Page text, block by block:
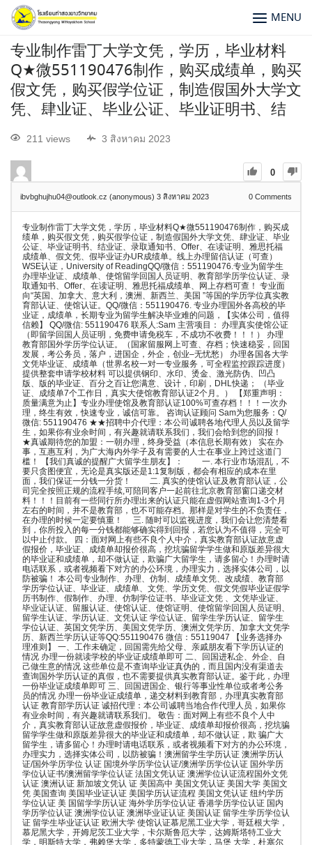
MENU
专业制作雷丁大学文凭，学历，毕业材料
Q★微551190476制作，购买成绩单，购买
假文凭，购买假学位证，制造假国外大学文
凭、肆业证、毕业公证、毕业证明书、结
211 views 3 สิงหาคม 2023
0
ibvbghujhu04@outlook.cz (anonymous) 3 สิงหาคม 2023 0 Comments
专业制作雷丁大学文凭，学历，毕业材料Q★微551190476制作，购买成
绩单，购买假文凭，购买假学位证，制造假国外大学文凭、肆业证、毕业
公证、毕业证明书、结业证、录取通知书、Offer、在读证明、雅思托福
成绩单、假文凭、假毕业证办UR成绩单。线上办理留信认证（可查）
WSE认证，University of ReadingQQ/微信：551190476.专业为留学生
办理毕业证、成绩单、使馆留学回国人员证明、教育部学历学位认证、录
取通知书、Offer、在读证明、雅思托福成绩单、网上存档可查！ 专业面
向“英国、加拿大、意大利，澳洲、新西兰、美国 ”等国的学历学位真实教
育部认证、使馆认证。QQ/微信：551190476. 专业办理国外各高校的毕
业证，成绩单，长期专业为留学生解决毕业难的问题，【实体公司，值得
信赖】 QQ/微信: 551190476 联系人:Sam 主营项目： 办理真实使馆公证
（即留学回国人员证明，免费申请免税车，不成功不收费！！！） 办理
教育部国外学历学位认证。（国家留服网上可查、存档；快速稳妥，回国
发展，考公务员，落户，进国企，外企，创业–无忧愁） 办理各国各大学
文凭毕业证、成绩单（世界名校一对一专业服务，可全程监控跟踪进度）
提供整套申请学校材料 可以提供钢印、水印、烫金、激光防伪、凹凸
版、版的毕业证、百分之百让您满意、设计，印刷，DHL快递； （毕业
证、成绩单7个工作日，真实大使馆教育部认证2个月。） 【郑重声明：
质量满意为止】专业办理使馆及教育部认证100%可查存档！！！一次办
理，终生有效，快速专业，诚信可靠。 咨询认证顾问 Sam为您服务：Q/
微信: 551190476 ★★招聘中介代理：本公司诚聘各地代理人员以及留学
生，如果你有业余时间，有兴趣就请联系我们，我们会给到您的回报！
★真诚期待您的加盟：一朝办理，终身受益（本信息长期有效） 实在办
事，互惠互利，为广大海内外学子及有需要的人士在事业上跨过这道门
槛！ 【我们真诚的提醒广大留学生朋友】： 一. 本行业市场混乱，不
要只贪图便宜，无论是真实版还是1:1复制版，都会有相应的成本在里
面，我们保证一分钱一分货！ 二. 真实的使馆认证及教育部认证，公
司完全按照正规的流程手续,可陪同客户一起前往北京教育部窗口递交材
料！！！目前有一些同行所办理出来的认证只能在虚假网站查询1-3个月
左右的时间，并不是教育部，也不可能存档。那样是对学生的不负责任，
在办理的时候一定要慎重！ 三. 随时可以监视进度，我们会让您清楚看
到，你所投入的每一分钱都能够确实得到回报，若您认为不值得，完全可
以中止付款。 四：面对网上有些不良个人中介，真实教育部认证故意虚
假报价，毕业证、成绩单却报价很高，挖坑骗留学学生做和原版差异很大
的毕业证和成绩单，却不做认证，欺骗广大留学生，请多留心！办理时请
电话联系，或者视频看下对方的办公环境，办理实力，选择实体公司，以
防被骗！ 本公司专业制作、办理、仿制、成绩单文凭、改成绩、教育部
学历学位认证、毕业证、成绩单、文凭、学历文凭、假文凭假毕业证假学
历书制作、假制作、办理、仿制学位证书、毕业证文凭 、文凭毕业证、
毕业证认证、留服认证、使馆认证、使馆证明、使馆留学回国人员证明、
留学生认证、学历认证、文凭认证 学位认证、留学生学历认证、留学生
学位认证、英国文凭学历、美国文凭学历、澳洲文凭学历、加拿大文凭学
历、新西兰学历认证等QQ:551190476 微信：55119047 【业务选择办
理准则】 一、工作未确定，回国需先给父母、亲戚朋友看下学历认证的
情况 办理一份就读学校的毕业证成绩单即可 二、回国进私企、外企、自
己做生意的情况 这些单位是不查询毕业证真伪的，而且国内没有渠道去
查询国外学历认证的真假，也不需要提供真实教育部认证。鉴于此，办理
一份毕业证成绩单即可 三、回国进国企、银行等事业性单位或者考公务
员的情况 办理一份毕业证成绩单，递交材料到教育部，办理真实教育部
认证 教育部学历认证 诚招代理：本公司诚聘当地合作代理人员，如果你
有业余时间，有兴趣就请联系我们。 敬告：面对网上有些不良个人中
介，真实教育部认证故意虚假报价，毕业证、成绩单却报价很高，挖坑骗
留学学生做和原版差异很大的毕业证和成绩单，却不做认证，欺 骗广大
留学生，请多留心！办理时请电话联系，或者视频看下对方的办公环境，
办理实力，选择实体公司，以防被骗！澳洲留学生学历认证 澳洲学历认
证/国外学历学位 认证 国境外学历学位认证/澳洲学历学位认证 国外学历
学位认证书/澳洲留学学位认证 法国文凭认证 澳洲学位认证流程国外文凭
认证 澳洲认证 新加坡文凭认 证 美国高中 美国文凭认证 美国大学 美国文
凭 美国查询 美国毕业证认证 美国学历认证流程 美国文凭认证 纽约学历
学位认证 美 国留学学历认证 海外学历学位认证 香港学历学位认证 国内
学历学位认证 澳洲学位认证 澳洲毕业证认证 美国认证 留学生学历学位认
证 留学生毕业证认证 欧洲大学 使馆认证慕尼黑工业大学，哥廷根大学，
慕尼黑大学，开姆尼茨工业大学，卡尔斯鲁厄大学，达姆斯塔特工业大
学，明斯特大学，弗赖堡大学，多特蒙德工业大学，马堡 大学，杜塞尔